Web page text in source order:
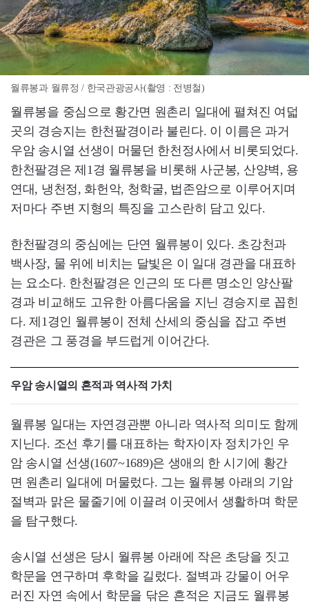
월류봉과 월류정 / 한국관광공사(촬영 : 전병철)
월류봉을 중심으로 황간면 원촌리 일대에 펼쳐진 여덟
곳의 경승지는 한천팔경이라 불린다. 이 이름은 과거
우암 송시열 선생이 머물던 한천정사에서 비롯되었다.
한천팔경은 제1경 월류봉을 비롯해 사군봉, 산양벽, 용
연대, 냉천정, 화헌악, 청학굴, 법존암으로 이루어지며
저마다 주변 지형의 특징을 고스란히 담고 있다.
한천팔경의 중심에는 단연 월류봉이 있다. 초강천과
백사장, 물 위에 비치는 달빛은 이 일대 경관을 대표하
는 요소다. 한천팔경은 인근의 또 다른 명소인 양산팔
경과 비교해도 고유한 아름다움을 지닌 경승지로 꼽힌
다. 제1경인 월류봉이 전체 산세의 중심을 잡고 주변
경관은 그 풍경을 부드럽게 이어간다.
우암 송시열의 흔적과 역사적 가치
월류봉 일대는 자연경관뿐 아니라 역사적 의미도 함께
지닌다. 조선 후기를 대표하는 학자이자 정치가인 우
암 송시열 선생(1607~1689)은 생애의 한 시기에 황간
면 원촌리 일대에 머물렀다. 그는 월류봉 아래의 기암
절벽과 맑은 물줄기에 이끌려 이곳에서 생활하며 학문
을 탐구했다.
송시열 선생은 당시 월류봉 아래에 작은 초당을 짓고
학문을 연구하며 후학을 길렀다. 절벽과 강물이 어우
러진 자연 속에서 학문을 닦은 흔적은 지금도 월류봉